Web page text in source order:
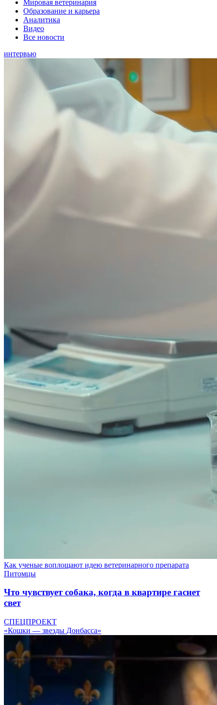
Мировая ветеринария
Образование и карьера
Аналитика
Видео
Все новости
интервью
Как ученые воплощают идею ветеринарного препарата
Питомцы
Что чувствует собака, когда в квартире гаснет
свет
СПЕЦПРОЕКТ
«Кошки — звезды Донбасса»